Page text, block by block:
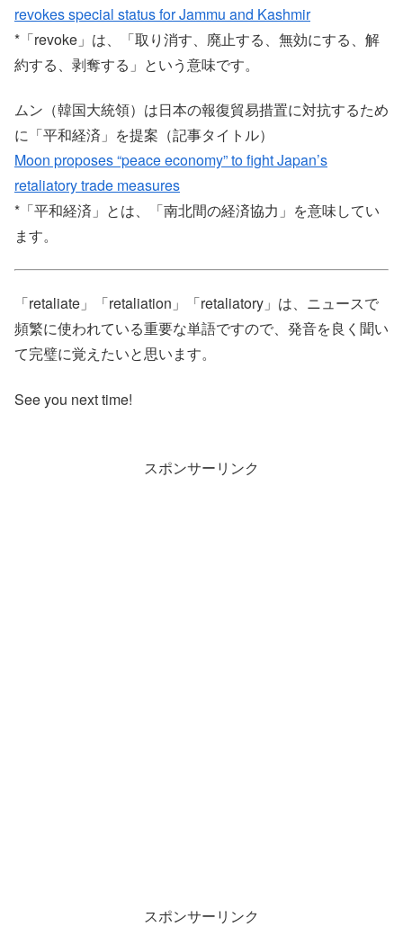
revokes special status for Jammu and Kashmir
*「revoke」は、「取り消す、廃止する、無効にする、解
約する、剥奪する」という意味です。
ムン（韓国大統領）は日本の報復貿易措置に対抗するため
に「平和経済」を提案（記事タイトル）
Moon proposes “peace economy” to fight Japan’s
retaliatory trade measures
*「平和経済」とは、「南北間の経済協力」を意味してい
ます。
「retaliate」「retaliation」「retaliatory」は、ニュースで
頻繁に使われている重要な単語ですので、発音を良く聞い
て完璧に覚えたいと思います。
See you next time!
スポンサーリンク
スポンサーリンク